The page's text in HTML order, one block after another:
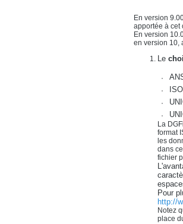
En version
apportée à cet
En version
en version 10,
Le
La
format
les
dans
fichier
Pour
http://
Notez
place